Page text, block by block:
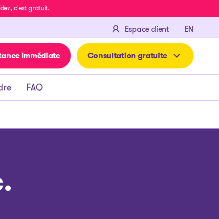
c'est gratuit.
Espace client EN
immédiate Consultation gratuite
FAQ